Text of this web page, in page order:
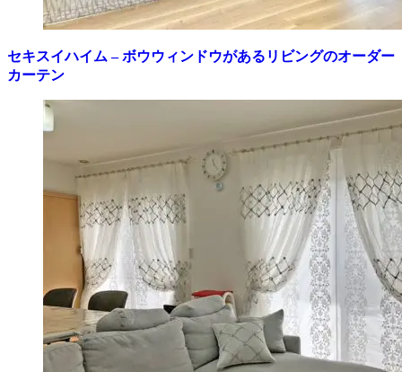
セキスイハイム – ボウウィンドウがあるリビングのオーダー
カーテン